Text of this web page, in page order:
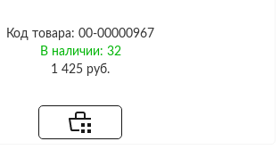
Код товара: 00-00000967
В наличии: 32
1 425 руб.